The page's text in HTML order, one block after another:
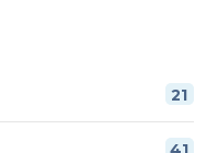
21